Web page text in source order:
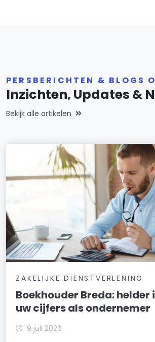
PERSBERICHTEN & BLOGS
Inzichten, Updates &
Bekijk alle artikelen
ZAKELIJKE DIENSTVERLENING
Boekhouder Breda: helder
uw cijfers als ondernemer
9 juli 2026